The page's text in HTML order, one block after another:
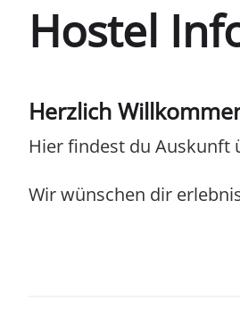
Hostel
Herzlich
Hier findest du Auskunft
Wir wünschen dir